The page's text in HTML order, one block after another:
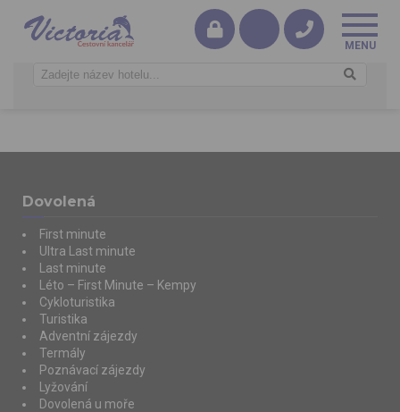
Dovolená
First minute
Ultra Last minute
Last minute
Léto – First Minute – Kempy
Cykloturistika
Turistika
Adventní zájezdy
Termály
Poznávací zájezdy
Lyžování
Dovolená u moře